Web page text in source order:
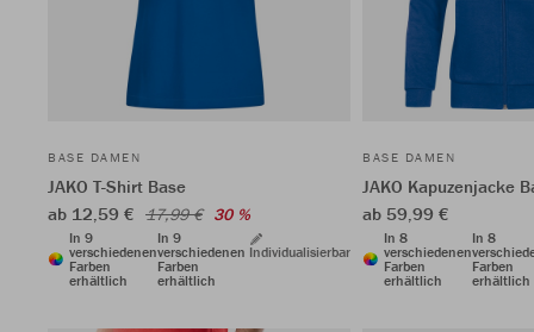
BASE DAMEN
JAKO T-Shirt Base
ab 12,59 € 17,99 € 30 %
In 9
verschiedenen
Farben
erhältlich
In 9
verschiedenen
Farben
erhältlich
Individualisierbar
BASE DAMEN
JAKO Kapuzenjacke
ab 59,99 €
In 8
verschiedenen
Farben
erhältlich
In 8
Farben
erhältlich